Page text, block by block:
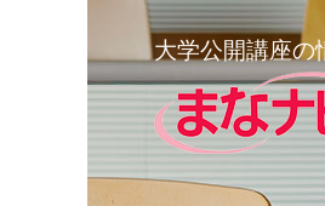
大学公開講座の